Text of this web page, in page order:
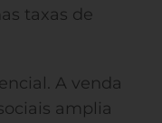
taxas de
A venda
amplia